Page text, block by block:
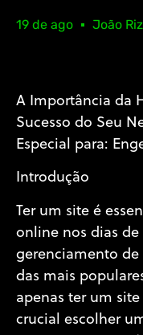
19 de ago João
A Importância da
Sucesso do Seu
Especial para:
Introdução
Ter um site é
online nos dias
gerenciamento de
das mais
apenas ter um
crucial escolher